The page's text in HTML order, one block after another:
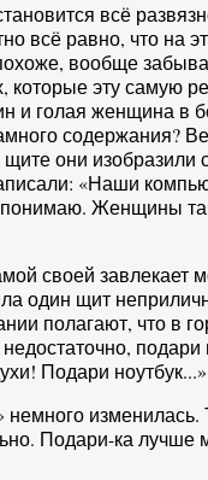
всё
всё равно, что на
вообще
эту самую
и голая женщина в
содержания?
они изобразили
«Наши
Женщины
своей
один щит
полагают, что в
Подари ноутбук...»
Подари-ка